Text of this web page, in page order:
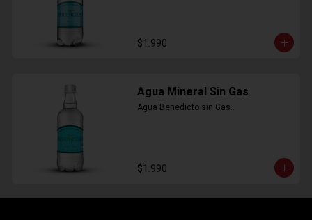
$1.990
Agua Mineral Sin Gas
Agua Benedicto sin Gas..
$1.990